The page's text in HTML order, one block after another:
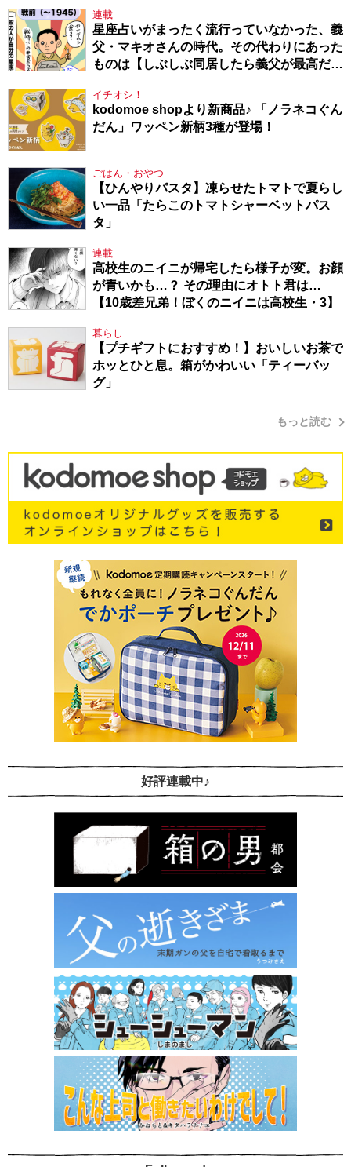
連載
星座占いがまったく流行っていなかった、義
父・マキオさんの時代。その代わりにあった
ものは【しぶしぶ同居したら義父が最高だっ
イチオシ！
kodomoe shopより新商品♪ 「ノラネコぐん
だん」ワッペン新柄3種が登場！
ごはん・おやつ
【ひんやりパスタ】凍らせたトマトで夏らし
い一品「たらこのトマトシャーベットパス
タ」
連載
高校生のニイニが帰宅したら様子が変。お顔
が青いかも…？ その理由にオトト君は…
【10歳差兄弟！ぼくのニイニは高校生・3】
暮らし
【プチギフトにおすすめ！】おいしいお茶で
ホッとひと息。箱がかわいい「ティーバッ
グ」
もっと読む
好評連載中♪